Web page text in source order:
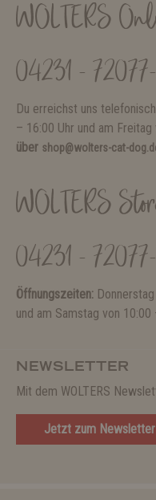
WOLTERS
04231 -
Du erreichst uns
– 16:00 Uhr und am
über shop@wolters-cat-
WOLTERS
04231 -
Öffnungszeiten:
und am Samstag von 10:00
NEWSLETTER
Mit dem WOLTERS
Jetzt zum Newsletter